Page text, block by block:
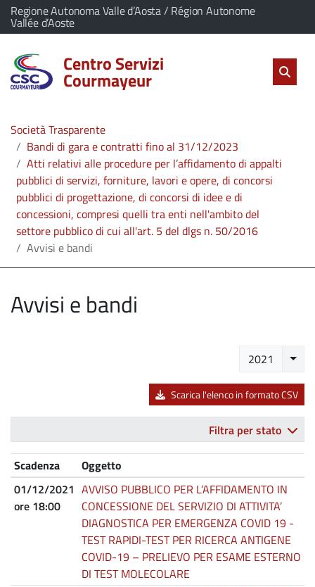
vai al contenuto
vai al menu principale
Home
Servizi
L'Amministrazione
Linea
diretta
Il comune di Centro Servizi Courmayeur appartiene a:
Regione Autonoma Valle d’Aosta / Région Autonome
Vallée d’Aoste(Apre il link in una nuova scheda)
Centro Servizi
Courmayeur
salta
Società Trasparente
Bandi di gara e contratti fino al 31/12/2023
Atti relativi alle procedure per l’affidamento di appalti
pubblici di servizi, forniture, lavori e opere, di concorsi
pubblici di progettazione, di concorsi di idee e di
concessioni, compresi quelli tra enti nell'ambito del
settore pubblico di cui all'art. 5 del dlgs n. 50/2016
Avvisi e bandi
Avvisi e bandi
2021
Scarica l'elenco in formato CSV
Filtra per stato
Scadenza
Oggetto
01/12/2021
ore 18:00
AVVISO PUBBLICO PER L’AFFIDAMENTO IN
CONCESSIONE DEL SERVIZIO DI ATTIVITA’
DIAGNOSTICA PER EMERGENZA COVID 19 -
TEST RAPIDI-TEST PER RICERCA ANTIGENE
COVID-19 – PRELIEVO PER ESAME ESTERNO
DI TEST MOLECOLARE